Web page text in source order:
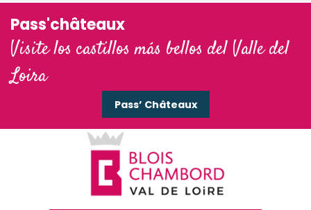
Pass'châteaux
Visite los castillos más bellos del Valle del
Loira
Pass’ Châteaux